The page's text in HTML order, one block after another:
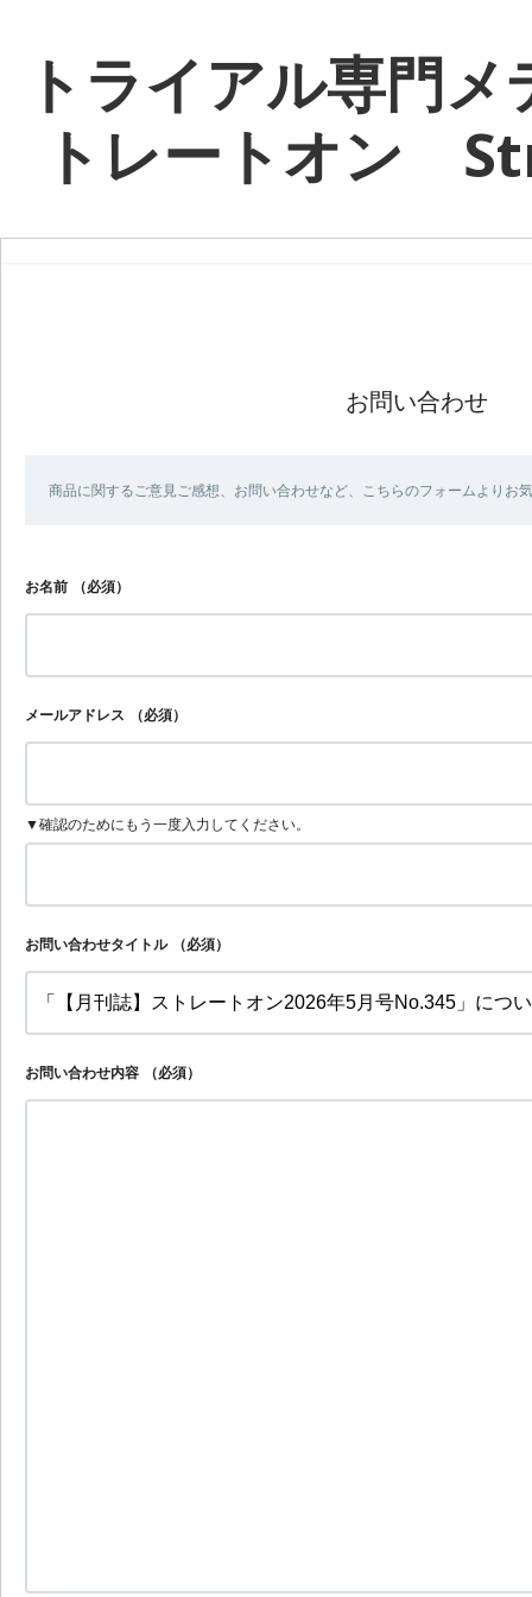
トライアル専門
トレートオン
お問い合わせ
商品に関するご意見ご感想、お問い合わせなど、こちらのフォームよりお
お名前 （必須）
メールアドレス （必須）
▼確認のためにもう一度入力してください。
お問い合わせタイトル （必須）
お問い合わせ内容 （必須）